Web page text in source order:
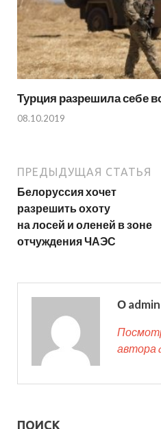
Турция разрешила себе
08.10.2019
ПРЕДЫДУЩАЯ СТАТЬЯ
Белоруссия хочет
разрешить охоту
на лосей и оленей в зоне
отчуждения ЧАЭС
О admin
автора
ПОИСК